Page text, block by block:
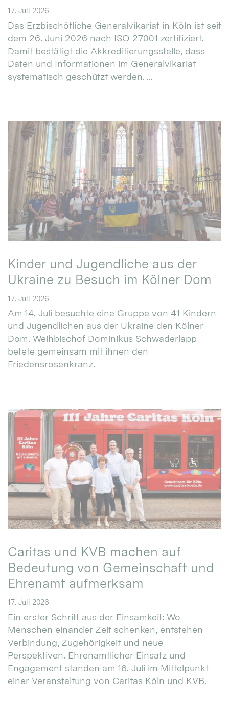
17. Juli 2026
Das Erzbischöfliche Generalvikariat in Köln ist seit
dem 26. Juni 2026 nach ISO 27001 zertifiziert.
Damit bestätigt die Akkreditierungsstelle, dass
Daten und Informationen im Generalvikariat
systematisch geschützt werden. ...
Kinder und Jugendliche aus der
Ukraine zu Besuch im Kölner Dom
17. Juli 2026
Am 14. Juli besuchte eine Gruppe von 41 Kindern
und Jugendlichen aus der Ukraine den Kölner
Dom. Weihbischof Dominikus Schwaderlapp
betete gemeinsam mit ihnen den
Friedensrosenkranz.
Caritas und KVB machen auf
Bedeutung von Gemeinschaft und
Ehrenamt aufmerksam
17. Juli 2026
Ein erster Schritt aus der Einsamkeit: Wo
Menschen einander Zeit schenken, entstehen
Verbindung, Zugehörigkeit und neue
Perspektiven. Ehrenamtlicher Einsatz und
Engagement standen am 16. Juli im Mittelpunkt
einer Veranstaltung von Caritas Köln und KVB.